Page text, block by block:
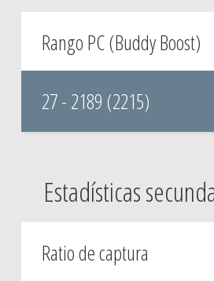
Rango PC (Buddy Boost)
27 - 2189 (2215)
Estadísticas
Ratio de captura